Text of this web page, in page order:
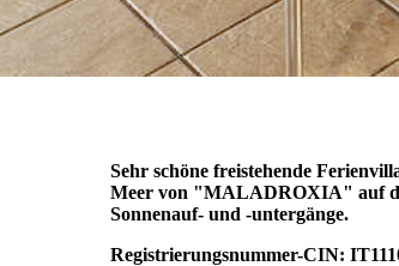
Sehr schöne freistehende
Meer von "MALADROXIA" auf
Sonnenauf- und -untergänge.
Registrierungsnummer-CIN: